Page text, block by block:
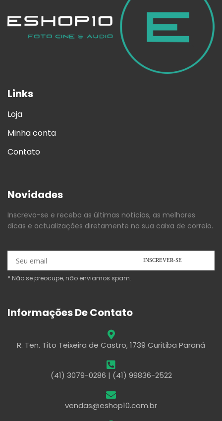
Links
Loja
Minha conta
Contato
Novidades
Inscreva-se e receba as últimas notícias, as melhores
dicas e actualizações diretamente na sua caixa de correio.
* Não se preocupe, não enviamos spam.
Informações De Contato
R. Ten. Tito Teixeira de Castro, 1739 Curitiba Paraná
(41) 3079-0286 | (41) 99836-2522
vendas@eshop10.com.br